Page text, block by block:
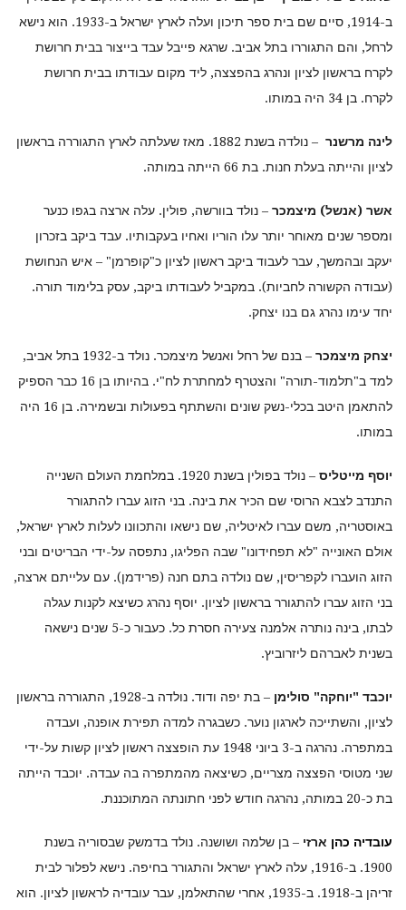
ב-1914, סיים שם בית ספר תיכון ועלה לארץ ישראל ב-1933. הוא נישא
לרחל, והם התגוררו בתל אביב. שרגא פייבל עבד בייצור בבית חרושת
לקרח בראשון לציון ונהרג בהפצצה, ליד מקום עבודתו בבית חרושת
לקרח. בן 34 היה במותו.
לינה מרשנר
– נולדה בשנת 1882. מאז שעלתה לארץ התגוררה בראשון
לציון והייתה בעלת חנות. בת 66 הייתה במותה.
אשר (אנשל) מיצמכר – נולד בוורשה, פולין. עלה ארצה בגפו כנער
ומספר שנים מאוחר יותר עלו הוריו ואחיו בעקבותיו. עבד ביקב בזכרון
יעקב ובהמשך, עבר לעבוד ביקב ראשון לציון כ"קופרמן" – איש הנחושת
(עבודה הקשורה לחביות). במקביל לעבודתו ביקב, עסק בלימוד תורה.
יחד עימו נהרג גם בנו יצחק.
יצחק מיצמכר
– בנם של רחל ואנשל מיצמכר. נולד ב-1932 בתל אביב,
למד ב"תלמוד-תורה" והצטרף למחתרת לח"י. בהיותו בן 16 כבר הספיק
להתאמן היטב בכלי-נשק שונים והשתתף בפעולות ובשמירה. בן 16 היה
במותו.
יוסף מייטליס
– נולד בפולין בשנת 1920. במלחמת העולם השנייה
התנדב לצבא הרוסי שם הכיר את בינה. בני הזוג עברו להתגורר
באוסטריה, משם עברו לאיטליה, שם נישאו והתכוונו לעלות לארץ ישראל,
אולם האונייה "לא תפחידונו" שבה הפליגו, נתפסה על-ידי הבריטים ובני
הזוג הועברו לקפריסין, שם נולדה בתם חנה (פרידמן). עם עלייתם ארצה,
בני הזוג עברו להתגורר בראשון לציון. יוסף נהרג כשיצא לקנות עגלה
לבתו, בינה נותרה אלמנה צעירה חסרת כל. כעבור כ-5 שנים נישאה
בשנית לאברהם ליזרוביץ.
יוכבד "יוחקה" סולימן
– בת יפה ודוד. נולדה ב-1928, התגוררה בראשון
לציון, והשתייכה לארגון נוער. כשבגרה למדה תפירת אופנה, ועבדה
במתפרה. נהרגה ב-3 ביוני 1948 עת הופצצה ראשון לציון קשות על-ידי
שני מטוסי הפצצה מצריים, כשיצאה מהמתפרה בה עבדה. יוכבד הייתה
בת כ-20 במותה, נהרגה חודש לפני חתונתה המתוכננת.
עובדיה כהן ארזי – בן שלמה ושושנה. נולד בדמשק שבסוריה בשנת
1900. ב-1916, עלה לארץ ישראל והתגורר בחיפה. נישא לפלור לבית
זריהן ב-1918. ב-1935, אחרי שהתאלמן, עבר עובדיה לראשון לציון. הוא